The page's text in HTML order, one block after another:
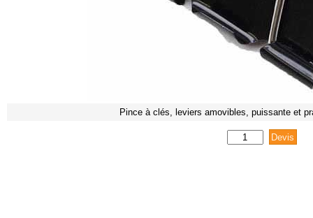
Pince à clés, leviers amovibles, puissante et